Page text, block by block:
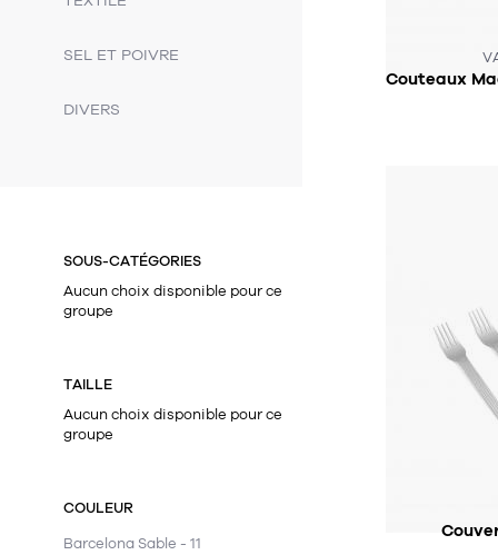
SEL ET POIVRE
DIVERS
SOUS-CATÉGORIES
Aucun choix disponible pour ce
groupe
TAILLE
Aucun choix disponible pour ce
groupe
COULEUR
Barcelona Sable - 11